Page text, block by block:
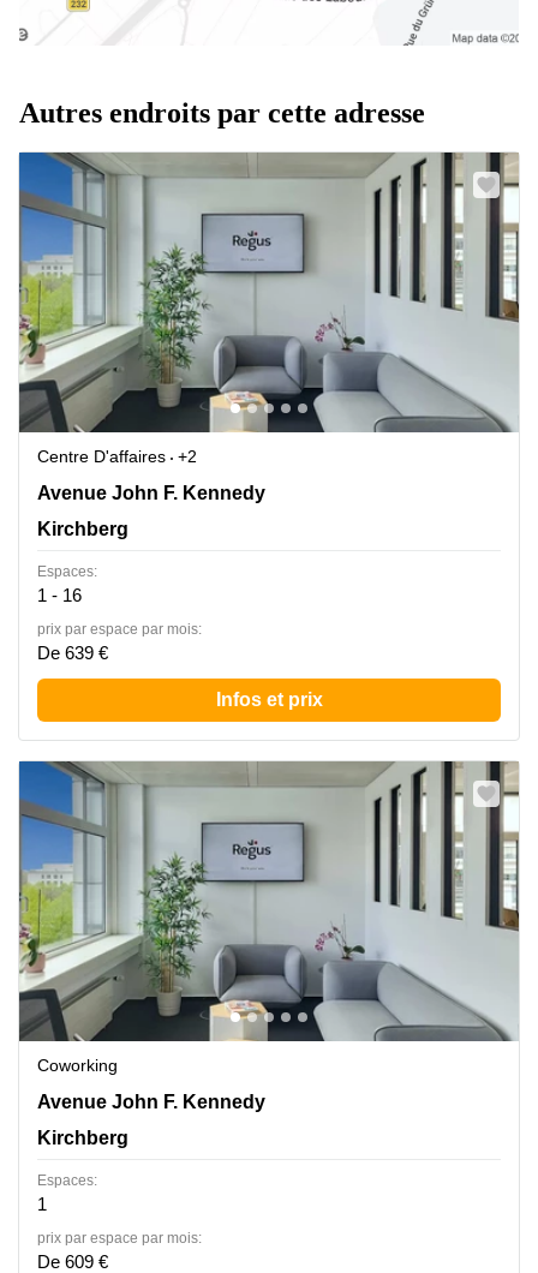
Autres endroits par cette adresse
Centre D'affaires
+2
43 avenue John F. Kennedy, Kirchberg
Avenue John F. Kennedy
Kirchberg
Espaces:
1 - 16
prix par espace par mois:
De 639 €
Infos et prix
Coworking
43 avenue John F. Kennedy, Kirchberg
Avenue John F. Kennedy
Kirchberg
Espaces:
1
prix par espace par mois:
De 609 €